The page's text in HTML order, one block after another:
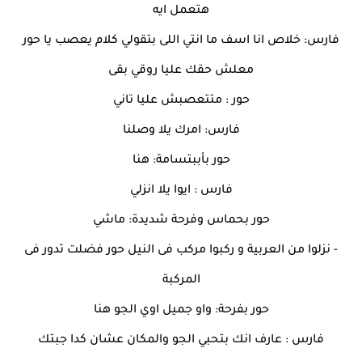
هتعمل ايه
فارس: خلاص انا اسف ما انتي اللى بتقولي كلام يعصب يا حور
معلش حقك عليا روقي بقى
حور : متتعصبش عليا تاني
فارس: امرك يلا وصلنا
حور بأببتسامة: هنا
فارس : ايوا يلا انزلي
حور بحماس وفرحة شديدة: ماشي
- نزلوا من العربية و ركبوا مركب فى النيل حور فضلت تدور فى
المركبة
حور بفرحة: واو جميل اوي الجو هنا
فارس : عارف انك بتحبي الجو والمكان عشان كدا جبتك